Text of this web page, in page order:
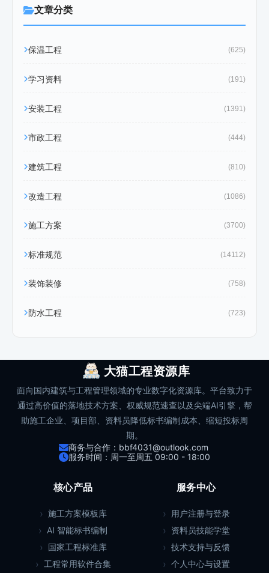
文章分类
保温工程 (625)
学习资料 (191)
安装工程 (1391)
市政工程 (444)
建筑工程 (810)
改造工程 (1086)
施工方案 (3700)
标准规范 (14112)
装饰装修 (758)
防水工程 (723)
大猫工程资源库
面向国内建筑与工程管理领域的专业数字化资源库。平台致力于
通过高价值的落地技术方案、权威规范速查以及尖端AI引擎，帮
助施工企业、项目部、资料员降低标书编制成本、缩短投标周
期。
商务与合作：bbf4031@outlook.com
服务时间：周一至周五 09:00 - 18:00
核心产品
施工方案模板库
AI 智能标书编制
国家工程标准库
工程常用软件合集
服务中心
用户注册与登录
资料员技能学堂
技术支持与反馈
个人中心与设置